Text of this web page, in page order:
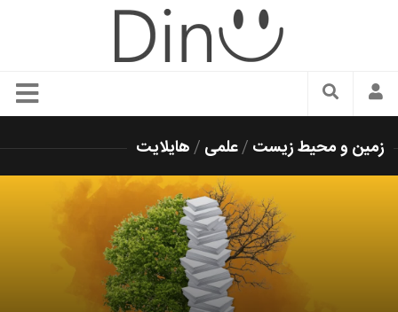
زیبایی و آرایش
شیک پوشی
دکوراسیون و چیدمان
زمین و محیط زیست /علمی /هایلایت